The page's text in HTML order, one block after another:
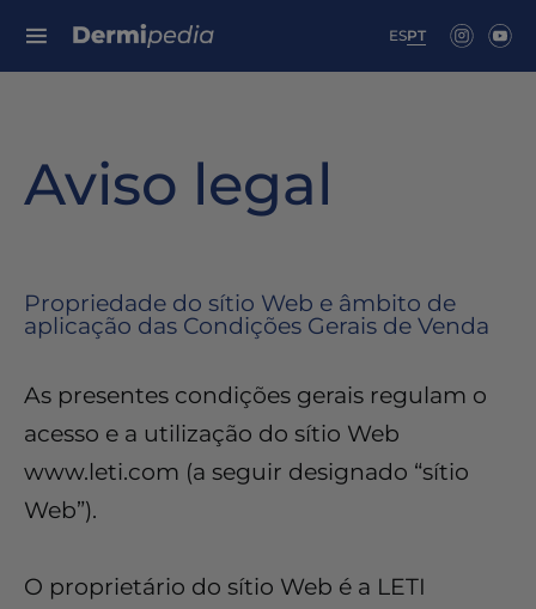
ESPT
Search for:
Aviso legal
Propriedade do sítio Web e âmbito de
aplicação das Condições Gerais de Venda
As presentes condições gerais regulam o
acesso e a utilização do sítio Web
www.leti.com (a seguir designado “sítio
Web”).
O proprietário do sítio Web é a LETI